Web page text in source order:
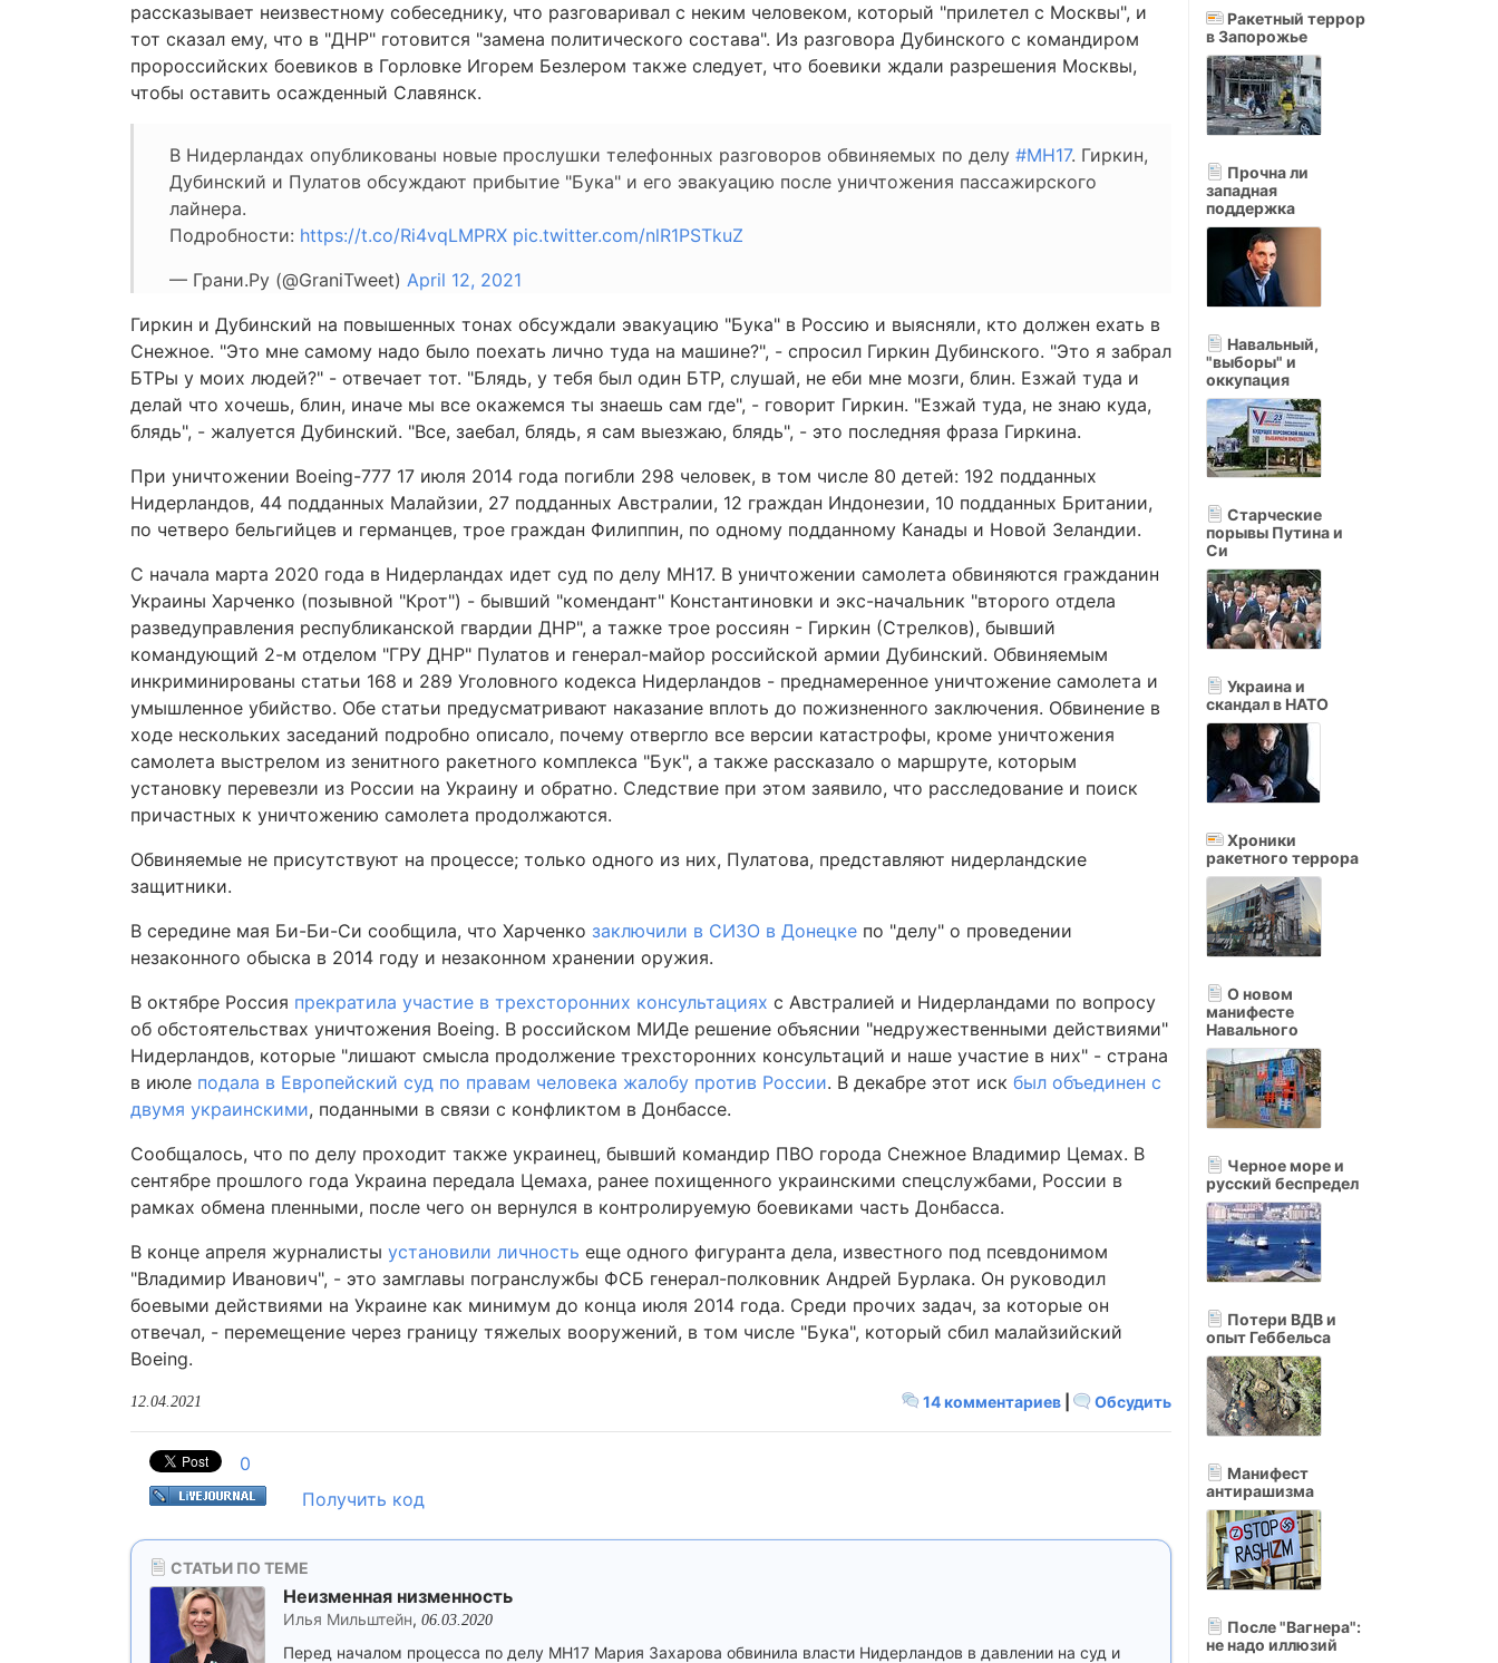
рассказывает неизвестному собеседнику, что разговаривал с неким человеком, который "прилетел с Москвы", и
тот сказал ему, что в "ДНР" готовится "замена политического состава". Из разговора Дубинского с командиром
пророссийских боевиков в Горловке Игорем Безлером также следует, что боевики ждали разрешения Москвы,
чтобы оставить осажденный Славянск.
В Нидерландах опубликованы новые прослушки телефонных разговоров обвиняемых по делу #MH17. Гиркин,
Дубинский и Пулатов обсуждают прибытие "Бука" и его эвакуацию после уничтожения пассажирского
лайнера.
Подробности: https://t.co/Ri4vqLMPRX pic.twitter.com/nlR1PSTkuZ
— Грани.Ру (@GraniTweet) April 12, 2021
Гиркин и Дубинский на повышенных тонах обсуждали эвакуацию "Бука" в Россию и выясняли, кто должен ехать в
Снежное. "Это мне самому надо было поехать лично туда на машине?", - спросил Гиркин Дубинского. "Это я забрал
БТРы у моих людей?" - отвечает тот. "Блядь, у тебя был один БТР, слушай, не еби мне мозги, блин. Езжай туда и
делай что хочешь, блин, иначе мы все окажемся ты знаешь сам где", - говорит Гиркин. "Езжай туда, не знаю куда,
блядь", - жалуется Дубинский. "Все, заебал, блядь, я сам выезжаю, блядь", - это последняя фраза Гиркина.
При уничтожении Boeing-777 17 июля 2014 года погибли 298 человек, в том числе 80 детей: 192 подданных
Нидерландов, 44 подданных Малайзии, 27 подданных Австралии, 12 граждан Индонезии, 10 подданных Британии,
по четверо бельгийцев и германцев, трое граждан Филиппин, по одному подданному Канады и Новой Зеландии.
C начала марта 2020 года в Нидерландах идет суд по делу MH17. В уничтожении самолета обвиняются гражданин
Украины Харченко (позывной "Крот") - бывший "комендант" Константиновки и экс-начальник "второго отдела
разведуправления республиканской гвардии ДНР", а тажке трое россиян - Гиркин (Стрелков), бывший
командующий 2-м отделом "ГРУ ДНР" Пулатов и генерал-майор российской армии Дубинский. Обвиняемым
инкриминированы статьи 168 и 289 Уголовного кодекса Нидерландов - преднамеренное уничтожение самолета и
умышленное убийство. Обе статьи предусматривают наказание вплоть до пожизненного заключения. Обвинение в
ходе нескольких заседаний подробно описало, почему отвергло все версии катастрофы, кроме уничтожения
самолета выстрелом из зенитного ракетного комплекса "Бук", а также рассказало о маршруте, которым
установку перевезли из России на Украину и обратно. Следствие при этом заявило, что расследование и поиск
причастных к уничтожению самолета продолжаются.
Обвиняемые не присутствуют на процессе; только одного из них, Пулатова, представляют нидерландские
защитники.
В середине мая Би-Би-Си сообщила, что Харченко заключили в СИЗО в Донецке по "делу" о проведении
незаконного обыска в 2014 году и незаконном хранении оружия.
В октябре Россия прекратила участие в трехсторонних консультациях с Австралией и Нидерландами по вопросу
об обстоятельствах уничтожения Boeing. В российском МИДе решение объяснии "недружественными действиями"
Нидерландов, которые "лишают смысла продолжение трехсторонних консультаций и наше участие в них" - страна
в июле подала в Европейский суд по правам человека жалобу против России. В декабре этот иск был объединен с
двумя украинскими, поданными в связи с конфликтом в Донбассе.
Сообщалось, что по делу проходит также украинец, бывший командир ПВО города Снежное Владимир Цемах. В
сентябре прошлого года Украина передала Цемаха, ранее похищенного украинскими спецслужбами, России в
рамках обмена пленными, после чего он вернулся в контролируемую боевиками часть Донбасса.
В конце апреля журналисты установили личность еще одного фигуранта дела, известного под псевдонимом
"Владимир Иванович", - это замглавы погранслужбы ФСБ генерал-полковник Андрей Бурлака. Он руководил
боевыми действиями на Украине как минимум до конца июля 2014 года. Среди прочих задач, за которые он
отвечал, - перемещение через границу тяжелых вооружений, в том числе "Бука", который сбил малайзийский
Boeing.
14 комментариев Обсудить
12.04.2021
0
Получить код
СТАТЬИ ПО ТЕМЕ
Неизменная низменность
Илья Мильштейн, 06.03.2020
Перед началом процесса по делу MH17 Мария Захарова обвинила власти Нидерландов в давлении на суд и
Ракетный террор
в Запорожье
Прочна ли
западная
поддержка
Навальный,
"выборы" и
оккупация
Старческие
порывы Путина и
Си
Украина и
скандал в НАТО
Хроники
ракетного террора
О новом
манифесте
Навального
Черное море и
русский беспредел
Потери ВДВ и
опыт Геббельса
Манифест
антирашизма
После "Вагнера":
не надо иллюзий